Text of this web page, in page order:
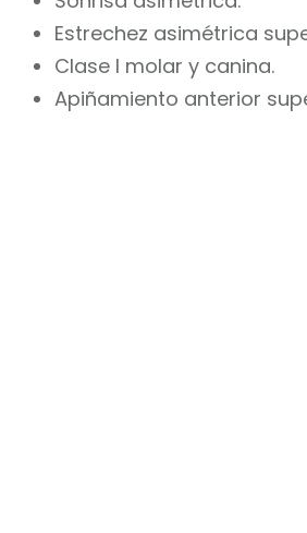
Estrechez asimétrica
Clase I molar y canina.
Apiñamiento anterior